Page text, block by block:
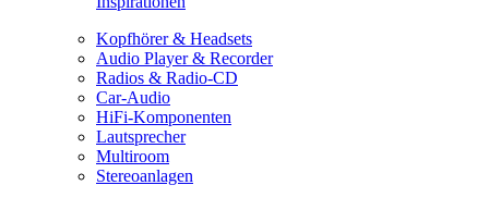
Kopfhörer & Headsets
Audio Player & Recorder
Radios & Radio-CD
Car-Audio
HiFi-Komponenten
Lautsprecher
Multiroom
Stereoanlagen